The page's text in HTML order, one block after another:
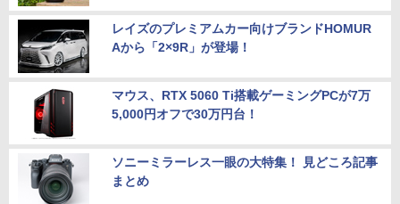
レイズのプレミアムカー向けブランドHOMUR
Aから「2×9R」が登場！
マウス、RTX 5060 Ti搭載ゲーミングPCが7万
5,000円オフで30万円台！
ソニーミラーレス一眼の大特集！ 見どころ記事
まとめ